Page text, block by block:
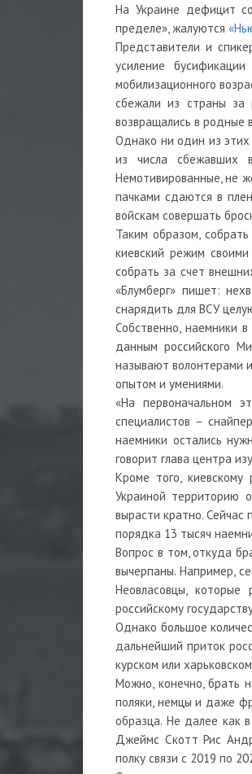
На Украине дефицит
пределе», жалуются
Представители и
усиление
мобилизационного
сбежали из страны
возвращались в родные
Однако ни один из этих
из числа сбежавших
Немотивированные, не
пачками сдаются в
войскам совершать
Таким образом,
киевский режим
собрать за счет
«Блумберг» пишет:
снарядить для ВСУ
Собственно, наемники
данным российского
называют волонтерами
опытом и умениями.
«На первоначальном
специалистов –
наемники остались
говорит глава центра
Кроме того,
Украиной территорию
вырасти кратно.
порядка 13 тысяч
Вопрос в том, откуда
вычерпаны. Например,
Неовласовцы,
российскому
Однако большое
дальнейший приток
курском или
Можно, конечно, брать
поляки, немцы и даже
образца. Не далее как
Джеймс Скотт Рис
полку связи с 2019 по